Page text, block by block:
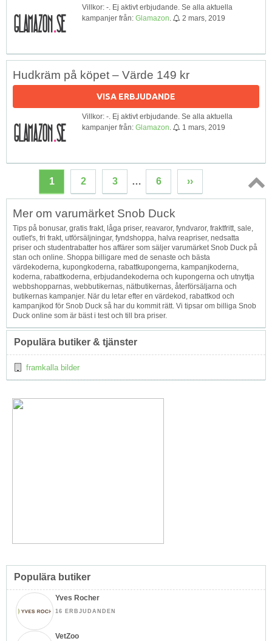
Villkor: -. Ej aktivt erbjudande. Se alla aktuella
kampanjer från: Glamazon 2 mars, 2019
Hudkräm på köpet – Värde 149 kr
VISA ERBJUDANDE
Villkor: -. Ej aktivt erbjudande. Se alla aktuella
kampanjer från: Glamazon 1 mars, 2019
1 2 3 … 6 ››
Topp
Mer om varumärket Snob Duck
Tips på bonusar, gratis frakt, låga priser, reavaror, fyndvaror, fraktfritt, sale,
outlet's, fri frakt, utförsäljningar, fyndshoppa, halva reapriser, nedsatta
priser och studentrabatter hos affärer som säljer varumärket Snob Duck på
stan och online. Shoppa billigare med de senaste och bästa
värdekoderna, kupongkoderna, rabattkupongerna, kampanjkoderna,
koderna, rabattkoderna, erbjudandekoderna och kupongerna och utnyttja
webbshopparnas, webbutikernas, nätbutikernas, återförsäljarna och
butikernas kampanjer. När du letar efter en värdekod, rabattkod och
kampanjkod för Snob Duck så har du kommit rätt. Vi tipsar om billiga Snob
Duck online som är bäst i test och till bra priser.
Populära butiker & tjänster
framkalla bilder
Populära butiker
Yves Rocher
16 ERBJUDANDEN
VetZoo